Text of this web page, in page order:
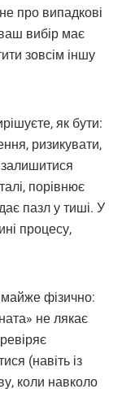
про випадкові
вибір має
зовсім іншу
як бути:
ризикувати,
порівнює
пазл у тиші. У
процесу,
фізично:
не лякає
(навіть із
коли навколо